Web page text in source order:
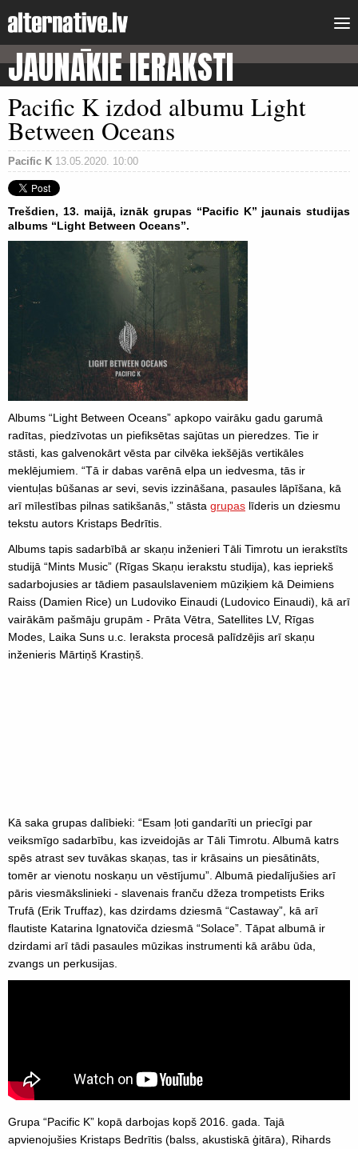
JAUNĀKIE IERAKSTI
Pacific K izdod albumu Light
Between Oceans
Pacific K 13.05.2020. 10:00
Trešdien, 13. maijā, iznāk grupas “Pacific K” jaunais studijas
albums “Light Between Oceans”.
Albums “Light Between Oceans” apkopo vairāku gadu garumā
radītas, piedzīvotas un piefiksētas sajūtas un pieredzes. Tie ir
stāsti, kas galvenokārt vēsta par cilvēka iekšējās vertikāles
meklējumiem. “Tā ir dabas varēnā elpa un iedvesma, tās ir
vientuļas būšanas ar sevi, sevis izzināšana, pasaules lāpīšana, kā
arī mīlestības pilnas satikšanās,” stāsta grupas līderis un dziesmu
tekstu autors Kristaps Bedrītis.
Albums tapis sadarbībā ar skaņu inženieri Tāli Timrotu un ierakstīts
studijā “Mints Music” (Rīgas Skaņu ierakstu studija), kas iepriekš
sadarbojusies ar tādiem pasaulslaveniem mūziķiem kā Deimiens
Raiss (Damien Rice) un Ludoviko Einaudi (Ludovico Einaudi), kā arī
vairākām pašmāju grupām - Prāta Vētra, Satellites LV, Rīgas
Modes, Laika Suns u.c. Ieraksta procesā palīdzējis arī skaņu
inženieris Mārtiņš Krastiņš.
Kā saka grupas dalībieki: “Esam ļoti gandarīti un priecīgi par
veiksmīgo sadarbību, kas izveidojās ar Tāli Timrotu. Albumā katrs
spēs atrast sev tuvākas skaņas, tas ir krāsains un piesātināts,
tomēr ar vienotu noskaņu un vēstījumu”. Albumā piedalījušies arī
pāris viesmākslinieki - slavenais franču džeza trompetists Eriks
Trufā (Erik Truffaz), kas dzirdams dziesmā “Castaway”, kā arī
flautiste Katarina Ignatoviča dziesmā “Solace”. Tāpat albumā ir
dzirdami arī tādi pasaules mūzikas instrumenti kā arābu ūda,
zvangs un perkusijas.
Grupa “Pacific K” kopā darbojas kopš 2016. gada. Tajā
apvienojušies Kristaps Bedrītis (balss, akustiskā ģitāra), Rihards